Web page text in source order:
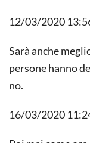
12/03/2020
Sarà anche
persone hanno
no.
16/03/2020